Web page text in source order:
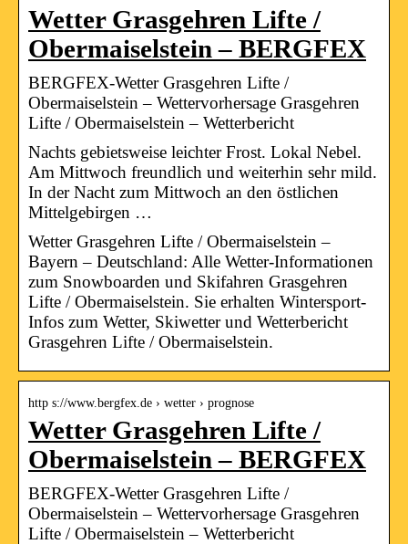
Wetter Grasgehren Lifte /
Obermaiselstein – BERGFEX
BERGFEX-Wetter Grasgehren Lifte /
Obermaiselstein – Wettervorhersage Grasgehren
Lifte / Obermaiselstein – Wetterbericht
Nachts gebietsweise leichter Frost. Lokal Nebel.
Am Mittwoch freundlich und weiterhin sehr mild.
In der Nacht zum Mittwoch an den östlichen
Mittelgebirgen …
Wetter Grasgehren Lifte / Obermaiselstein –
Bayern – Deutschland: Alle Wetter-Informationen
zum Snowboarden und Skifahren Grasgehren
Lifte / Obermaiselstein. Sie erhalten Wintersport-
Infos zum Wetter, Skiwetter und Wetterbericht
Grasgehren Lifte / Obermaiselstein.
http s://www.bergfex.de › wetter › prognose
Wetter Grasgehren Lifte /
Obermaiselstein – BERGFEX
BERGFEX-Wetter Grasgehren Lifte /
Obermaiselstein – Wettervorhersage Grasgehren
Lifte / Obermaiselstein – Wetterbericht